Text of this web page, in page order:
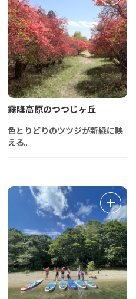
霧降高原のつつじヶ丘
色とりどりのツツジが新緑に映
える。